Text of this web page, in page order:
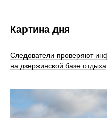
Картина дня
Следователи проверяют
на дзержинской базе отдыха